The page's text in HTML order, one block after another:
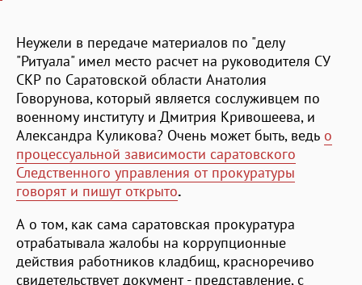
Неужели в передаче материалов по "делу
"Ритуала" имел место расчет на руководителя СУ
СКР по Саратовской области Анатолия
Говорунова, который является сослуживцем по
военному институту и Дмитрия Кривошеева, и
Александра Куликова? Очень может быть, ведь о
процессуальной зависимости саратовского
Следственного управления от прокуратуры
говорят и пишут открыто.
А о том, как сама саратовская прокуратура
отрабатывала жалобы на коррупционные
действия работников кладбищ, красноречиво
свидетельствует документ - представление, с